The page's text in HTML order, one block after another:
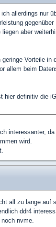
allerdings nur
aber
geringe Vorteile in
allem beim
hier definitiv die
interessanter,
wird.
all zu lange auf
ddr4
noch nvme.